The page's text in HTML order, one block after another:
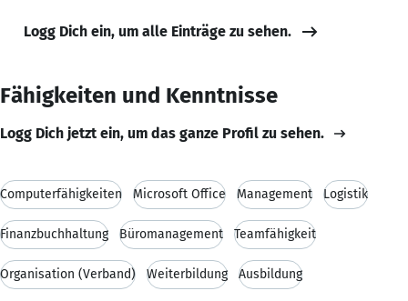
Logg Dich ein, um alle Einträge zu sehen.
Fähigkeiten und Kenntnisse
Logg Dich jetzt ein, um das ganze Profil zu sehen.
Computerfähigkeiten Microsoft Office Management Logistik
Finanzbuchhaltung Büromanagement Teamfähigkeit
Organisation (Verband) Weiterbildung Ausbildung